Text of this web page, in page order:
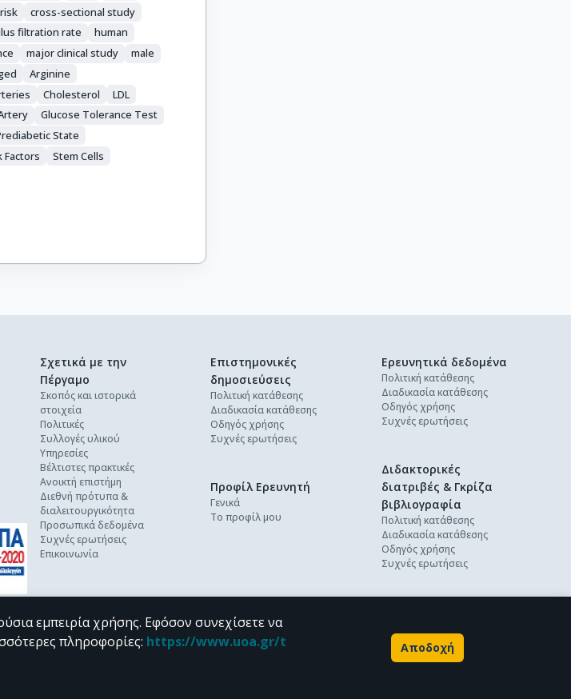
cross-sectional study
filtration rate
human
major clinical study
male
Arginine
Cholesterol
LDL
Glucose Tolerance Test
State
Factors
Stem Cells
Σχετικά με την
Πέργαμο
Σκοπός και ιστορικά
στοιχεία
Πολιτικές
Συλλογές υλικού
Υπηρεσίες
Βέλτιστες πρακτικές
Ανοικτή επιστήμη
Διεθνή πρότυπα &
διαλειτουργικότητα
Προσωπικά δεδομένα
Συχνές ερωτήσεις
Επικοινωνία
Επιστημονικές
δημοσιεύσεις
Πολιτική κατάθεσης
Διαδικασία κατάθεσης
Οδηγός χρήσης
Συχνές ερωτήσεις
Ερευνητικά δεδομένα
Πολιτική κατάθεσης
Διαδικασία κατάθεσης
Οδηγός χρήσης
Συχνές ερωτήσεις
Διδακτορικές
διατριβές & Γκρίζα
βιβλιογραφία
Πολιτική κατάθεσης
Διαδικασία κατάθεσης
Οδηγός χρήσης
Συχνές ερωτήσεις
Προφίλ Ερευνητή
Γενικά
Το προφίλ μου
εμπειρία χρήσης. Εφόσον συνεχίσετε να
πληροφορίες: https://www.uoa.gr/t
Αποδοχή